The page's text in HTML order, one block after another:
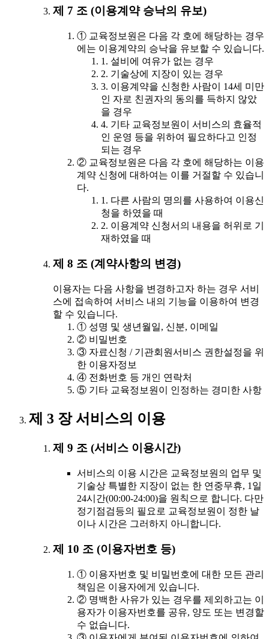
제 7 조 (이용계약 승낙의 유보)
① 교육정보원은 다음 각 호에 해당하는 경우
에는 이용계약의 승낙을 유보할 수 있습니다.
1. 설비에 여유가 없는 경우
2. 기술상에 지장이 있는 경우
3. 이용계약을 신청한 사람이 14세 미만
인 자로 친권자의 동의를 득하지 않았
을 경우
4. 기타 교육정보원이 서비스의 효율적
인 운영 등을 위하여 필요하다고 인정
되는 경우
② 교육정보원은 다음 각 호에 해당하는 이용
계약 신청에 대하여는 이를 거절할 수 있습니
다.
1. 다른 사람의 명의를 사용하여 이용신
청을 하였을 때
2. 이용계약 신청서의 내용을 허위로 기
재하였을 때
제 8 조 (계약사항의 변경)
이용자는 다음 사항을 변경하고자 하는 경우 서비
스에 접속하여 서비스 내의 기능을 이용하여 변경
할 수 있습니다.
① 성명 및 생년월일, 신분, 이메일
② 비밀번호
③ 자료신청 / 기관회원서비스 권한설정을 위
한 이용자정보
④ 전화번호 등 개인 연락처
⑤ 기타 교육정보원이 인정하는 경미한 사항
제 3 장 서비스의 이용
제 9 조 (서비스 이용시간)
서비스의 이용 시간은 교육정보원의 업무 및
기술상 특별한 지장이 없는 한 연중무휴, 1일
24시간(00:00-24:00)을 원칙으로 합니다. 다만
정기점검등의 필요로 교육정보원이 정한 날
이나 시간은 그러하지 아니합니다.
제 10 조 (이용자번호 등)
① 이용자번호 및 비밀번호에 대한 모든 관리
책임은 이용자에게 있습니다.
② 명백한 사유가 있는 경우를 제외하고는 이
용자가 이용자번호를 공유, 양도 또는 변경할
수 없습니다.